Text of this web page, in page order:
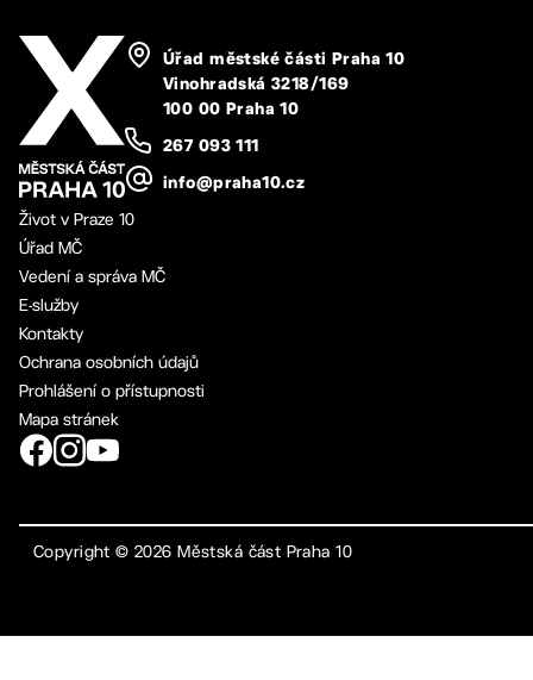
Úřad městské části Praha 10
Vinohradská 3218/169
100 00 Praha 10
267 093 111
info@praha10.cz
Život v Praze 10
Úřad MČ
Vedení a správa MČ
E-služby
Kontakty
Ochrana osobních údajů
Prohlášení o přístupnosti
Mapa stránek
Copyright ©2026 Městská část Praha 10